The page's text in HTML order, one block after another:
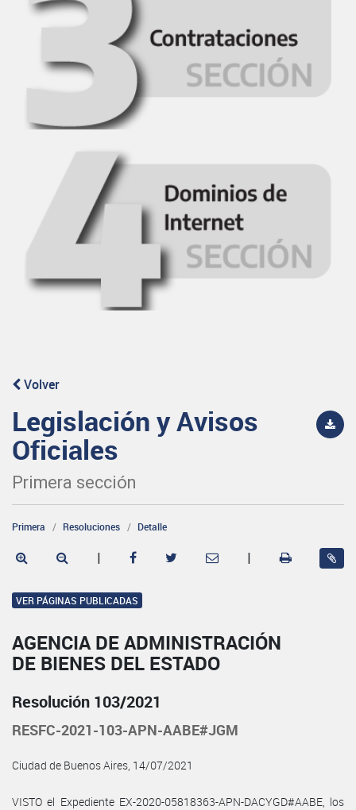
Volver
Legislación y Avisos
Oficiales
Primera sección
Primera Resoluciones Detalle
| |
VER PÁGINAS PUBLICADAS
AGENCIA DE ADMINISTRACIÓN
DE BIENES DEL ESTADO
Resolución 103/2021
RESFC-2021-103-APN-AABE#JGM
Ciudad de Buenos Aires, 14/07/2021
VISTO el Expediente EX-2020-05818363-APN-DACYGD#AABE, los